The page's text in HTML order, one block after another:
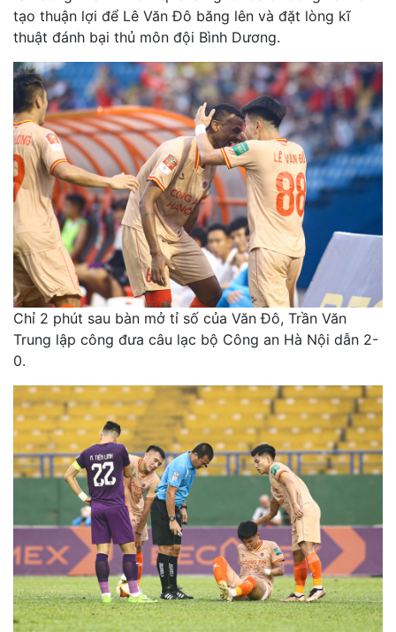
tạo thuận lợi để Lê Văn Đô băng lên và đặt lòng kĩ
thuật đánh bại thủ môn đội Bình Dương.
Chỉ 2 phút sau bàn mở tỉ số của Văn Đô, Trần Văn
Trung lập công đưa câu lạc bộ Công an Hà Nội dẫn 2-
0.